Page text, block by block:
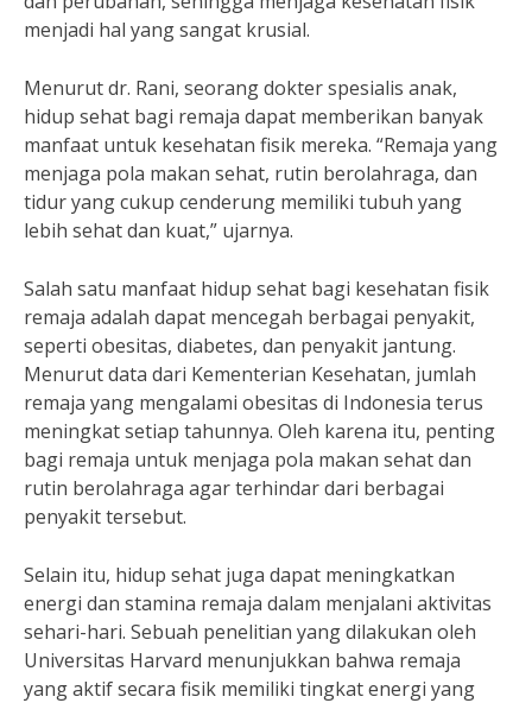
menjadi hal yang sangat krusial.
Menurut dr. Rani, seorang dokter spesialis anak,
hidup sehat bagi remaja dapat memberikan banyak
manfaat untuk kesehatan fisik mereka. “Remaja yang
menjaga pola makan sehat, rutin berolahraga, dan
tidur yang cukup cenderung memiliki tubuh yang
lebih sehat dan kuat,” ujarnya.
Salah satu manfaat hidup sehat bagi kesehatan fisik
remaja adalah dapat mencegah berbagai penyakit,
seperti obesitas, diabetes, dan penyakit jantung.
Menurut data dari Kementerian Kesehatan, jumlah
remaja yang mengalami obesitas di Indonesia terus
meningkat setiap tahunnya. Oleh karena itu, penting
bagi remaja untuk menjaga pola makan sehat dan
rutin berolahraga agar terhindar dari berbagai
penyakit tersebut.
Selain itu, hidup sehat juga dapat meningkatkan
energi dan stamina remaja dalam menjalani aktivitas
sehari-hari. Sebuah penelitian yang dilakukan oleh
Universitas Harvard menunjukkan bahwa remaja
yang aktif secara fisik memiliki tingkat energi yang